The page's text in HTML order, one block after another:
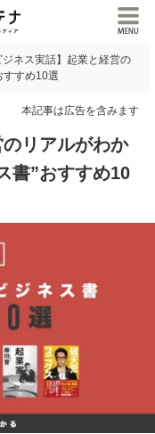
ジネス実話】起業と経営の
すすめ10選
本記事は広告を含みます
のリアルがわか
書”おすすめ10